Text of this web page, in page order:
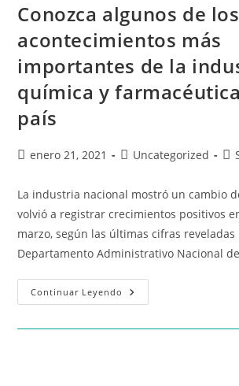
Conozca algunos de los
acontecimientos más
importantes de la
química y
país
enero 21, 2021 Uncategorized
La industria nacional mostró un cambio
volvió a registrar crecimientos positivos
marzo, según las últimas cifras reveladas
Departamento Administrativo Nacional
Continuar Leyendo